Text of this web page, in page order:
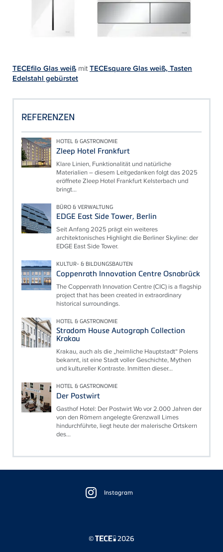
TECEfilo Glas weiß mitTECEsquare Glas weiß, Tasten
Edelstahl gebürstet
REFERENZEN
HOTEL & GASTRONOMIE
Zleep Hotel Frankfurt
Klare Linien, Funktionalität und natürliche
Materialien – diesem Leitgedanken folgt das 2025
eröffnete Zleep Hotel Frankfurt Kelsterbach und
bringt...
BÜRO & VERWALTUNG
EDGE East Side Tower, Berlin
Seit Anfang 2025 prägt ein weiteres
architektonisches Highlight die Berliner Skyline: der
EDGE East Side Tower.
KULTUR- & BILDUNGSBAUTEN
Coppenrath Innovation Centre Osnabrück
The Coppenrath Innovation Centre (CIC) is a flagship
project that has been created in extraordinary
historical surroundings.
HOTEL & GASTRONOMIE
Stradom House Autograph Collection
Krakau
Krakau, auch als die „heimliche Hauptstadt“ Polens
bekannt, ist eine Stadt voller Geschichte, Mythen
und kultureller Kontraste. Inmitten dieser...
HOTEL & GASTRONOMIE
Der Postwirt
Gasthof Hotel: Der Postwirt Wo vor 2.000 Jahren der
von den Römern angelegte Grenzwall Limes
hindurchführte, liegt heute der malerische Ortskern
des...
Instagram
© 2026